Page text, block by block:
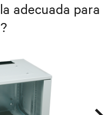
adecuada para